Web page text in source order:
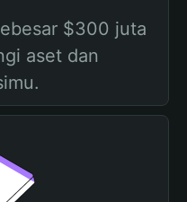
$300 juta
aset dan